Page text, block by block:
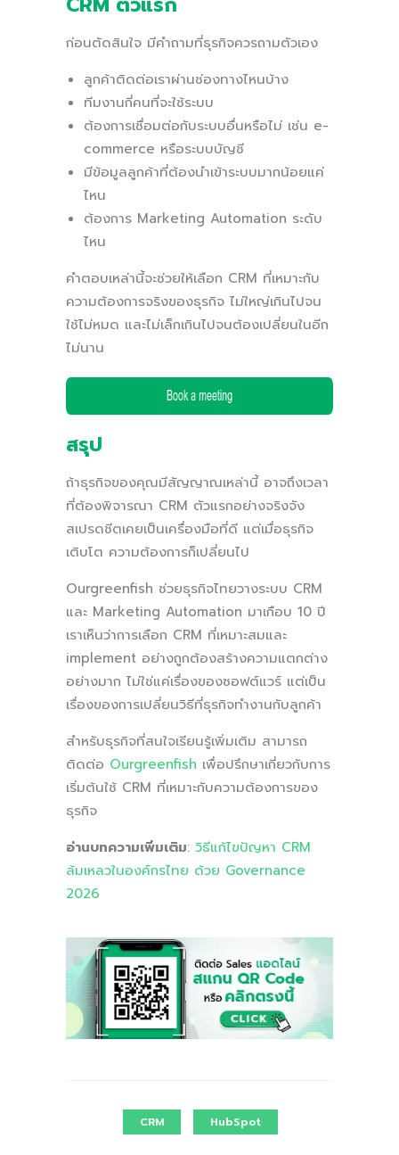
ก่อนตัดสินใจ มีคำถามที่ธุรกิจควรถามตัวเอง
ลูกค้าติดต่อเราผ่านช่องทางไหนบ้าง
ทีมงานกี่คนที่จะใช้ระบบ
ต้องการเชื่อมต่อกับระบบอื่นหรือไม่ เช่น e-
commerce หรือระบบบัญชี
มีข้อมูลลูกค้าที่ต้องนำเข้าระบบมากน้อยแค่
ไหน
ต้องการ Marketing Automation ระดับ
ไหน
คำตอบเหล่านี้จะช่วยให้เลือก CRM ที่เหมาะกับ
ความต้องการจริงของธุรกิจ ไม่ใหญ่เกินไปจน
ใช้ไม่หมด และไม่เล็กเกินไปจนต้องเปลี่ยนในอีก
ไม่นาน
สรุป
ถ้าธุรกิจของคุณมีสัญญาณเหล่านี้ อาจถึงเวลา
ที่ต้องพิจารณา CRM ตัวแรกอย่างจริงจัง
สเปรดชีตเคยเป็นเครื่องมือที่ดี แต่เมื่อธุรกิจ
เติบโต ความต้องการก็เปลี่ยนไป
Ourgreenfish ช่วยธุรกิจไทยวางระบบ CRM
และ Marketing Automation มาเกือบ 10 ปี
เราเห็นว่าการเลือก CRM ที่เหมาะสมและ
implement อย่างถูกต้องสร้างความแตกต่าง
อย่างมาก ไม่ใช่แค่เรื่องของซอฟต์แวร์ แต่เป็น
เรื่องของการเปลี่ยนวิธีที่ธุรกิจทำงานกับลูกค้า
สำหรับธุรกิจที่สนใจเรียนรู้เพิ่มเติม สามารถ
ติดต่อ Ourgreenfish เพื่อปรึกษาเกี่ยวกับการ
เริ่มต้นใช้ CRM ที่เหมาะกับความต้องการของ
ธุรกิจ
อ่านบทความเพิ่มเติม: วิธีแก้ไขปัญหา CRM
ล้มเหลวในองค์กรไทย ด้วย Governance
2026
CRM HubSpot